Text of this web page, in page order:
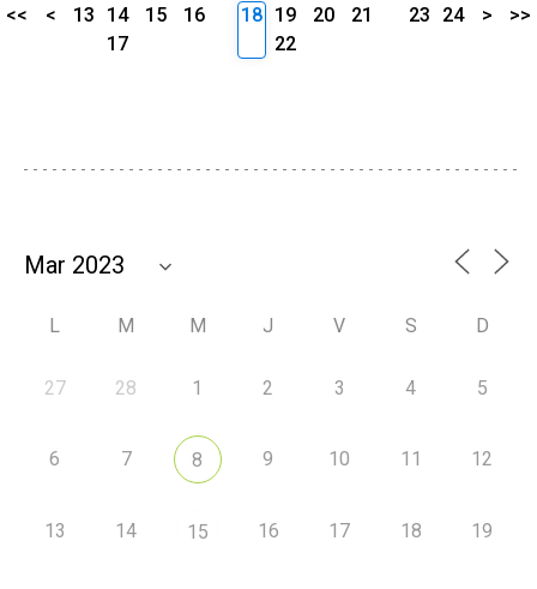
<< < 13 14 15
16
17
18 19 20
21
22
23 24 > >>
L M M J V S D
27 28 1 2 3 4 5
6 7 8 9 10 11 12
13 14 15 16 17 18 19